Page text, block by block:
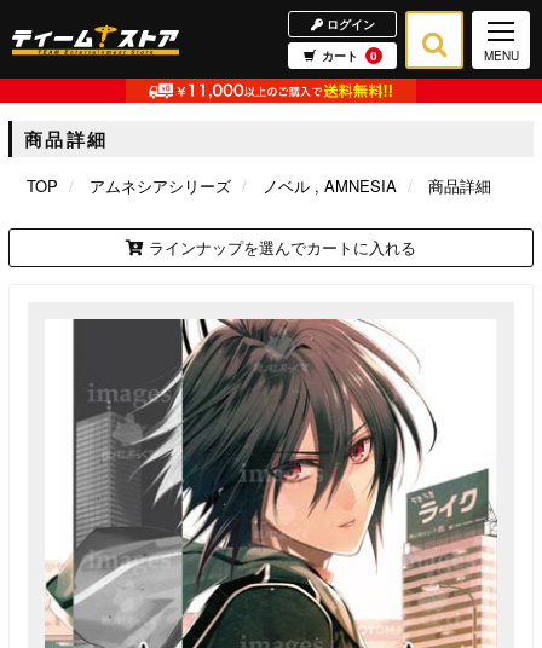
ログイン
カート
0 MENU
商品詳細
TOP アムネシアシリーズ ノベル AMNESIA 商品詳細
ラインナップを選んでカートに入れる